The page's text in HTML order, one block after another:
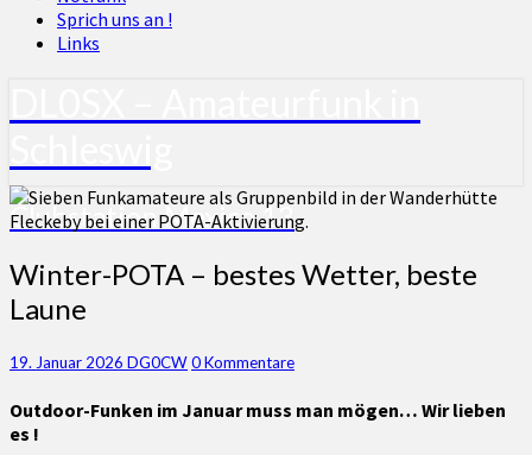
Sprich uns an !
Links
Clubstation Mexico 13
Winter-
POTA
–
Wetter,
Laune
Winter-POTA – bestes Wetter, beste
Laune
19. Januar 2026 DG0CWKommentare
0 Kommentare
Outdoor-Funken im Januar muss man mögen… Wir lieben
es !